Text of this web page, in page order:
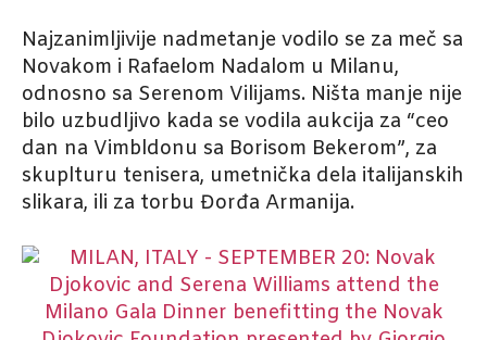
Najzanimljivije nadmetanje vodilo se za meč sa
Novakom i Rafaelom Nadalom u Milanu,
odnosno sa Serenom Vilijams. Ništa manje nije
bilo uzbudljivo kada se vodila aukcija za “ceo
dan na Vimbldonu sa Borisom Bekerom”, za
skuplturu tenisera, umetnička dela italijanskih
slikara, ili za torbu Đorđa Armanija.